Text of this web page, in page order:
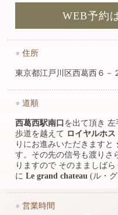
WEB予約
● 住所
東京都江戸川区西葛西６
● 道順
西葛西駅南口 を出て頂き
歩道を越えて ロイヤルホス
りにお進みいただきますと
す。その先の信号も渡りさ
りますので そのまましば
に Le grand chateau (ル・
● 営業時間